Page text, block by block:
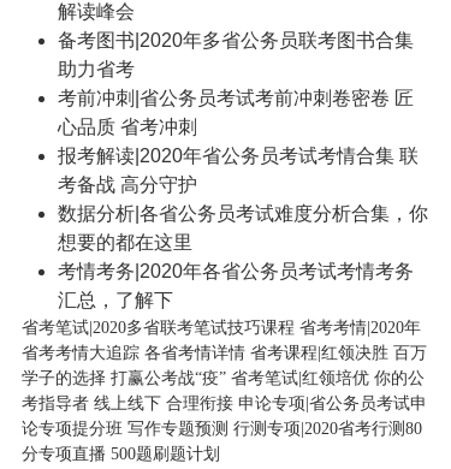
解读峰会
备考图书 2020年多省公务员联考图书合集
助力省考
考前冲刺 省公务员考试考前冲刺卷密卷 匠
心品质 省考冲刺
报考解读| 2020年省公务员考试考情合集 联
考备战 高分守护
数据分析| 各省公务员考试难度分析合集，你
想要的都在这里
考情考务 2020年各省公务员考试考情考务
汇总，了解下
省考笔试| 2020多省联考笔试技巧课程 省考考情| 2020年
省考考情大追踪 各省考情详情省考课程 红领决胜 百万
学子的选择 打赢公考战“疫” 省考笔试| 红领培优 你的公
考指导者 线上线下 合理衔接 申论专项 省公务员考试申
论专项提分班 写作专题预测 行测专项 2020省考行测80
分专项直播 500题刷题计划